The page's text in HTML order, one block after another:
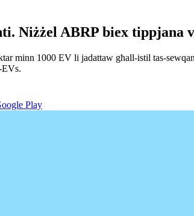
Niżżel ABRP biex tippjana
minn 1000 EV li jadattaw għall-istil tas-